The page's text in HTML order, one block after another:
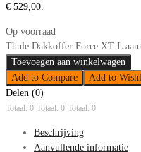
€ 529,00.
Op voorraad
Thule Dakkoffer Force XT L
Toevoegen aan winkelwagen
Add to Compare
Add to
Delen (0)
Totaal: 0 Totaal: 0 Totaal: 0
Beschrijving
Aanvullende informatie